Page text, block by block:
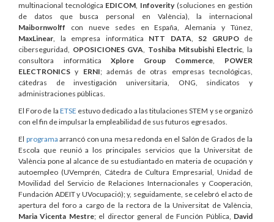
multinacional tecnológica EDICOM, Infoverity (soluciones en gestión
de datos que busca personal en València), la internacional
Maibornwolff con nueve sedes en España, Alemania y Túnez,
MaxLinear, la empresa informática NTT DATA, S2 GRUPOde
ciberseguridad, OPOSICIONES GVA, Toshiba Mitsubishi Electric, la
consultora informáticaXplore Group Commerce, POWER
ELECTRONICS y ERNI; además de otras empresas tecnológicas,
cátedras de investigación universitaria, ONG, sindicatos y
administraciones públicas.
El Foro de la ETSE estuvo dedicado a las titulaciones STEM y se organizó
con el fin de impulsar la empleabilidad de sus futuros egresados.
El programa arrancó con una mesa redonda en el Salón de Grados de la
Escola que reunió a los principales servicios que la Universitat de
València pone al alcance de su estudiantado en materia de ocupación y
autoempleo (UVemprén, Cátedra de Cultura Empresarial, Unidad de
Movilidad del Servicio de Relaciones Internacionales y Cooperación,
Fundación ADEIT y UVocupació); y, seguidamente, se celebró el acto de
apertura del foro a cargo de la rectora de la Universitat de València,
Maria Vicenta Mestre; el director general de Función Pública, David